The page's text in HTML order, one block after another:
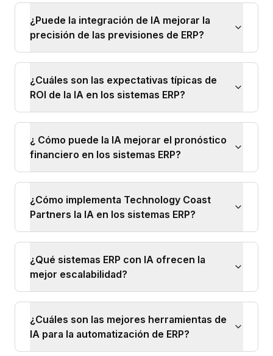
¿Puede la integración de IA mejorar la
precisión de las previsiones de ERP?
¿Cuáles son las expectativas típicas de
ROI de la IA en los sistemas ERP?
¿ Cómo puede la IA mejorar el pronóstico
financiero en los sistemas ERP?
¿Cómo implementa Technology Coast
Partners la IA en los sistemas ERP?
¿Qué sistemas ERP con IA ofrecen la
mejor escalabilidad?
¿Cuáles son las mejores herramientas de
IA para la automatización de ERP?